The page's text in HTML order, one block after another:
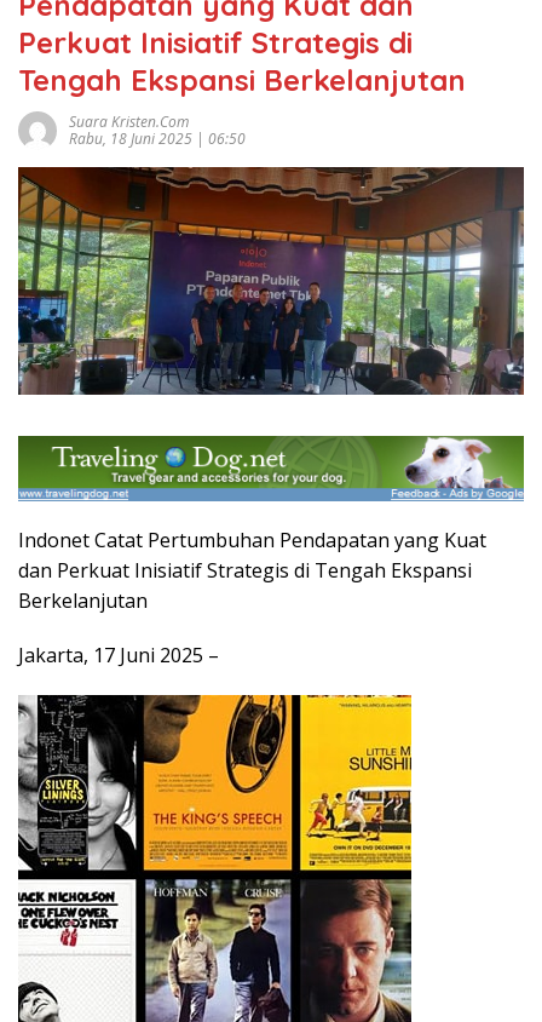
Perkuat Inisiatif Strategis di
Tengah Ekspansi Berkelanjutan
Suara Kristen.com
Rabu, 18 Juni 2025 | 06:50
Indonet Catat Pertumbuhan Pendapatan yang Kuat
dan Perkuat Inisiatif Strategis di Tengah Ekspansi
Berkelanjutan
Jakarta, 17 Juni 2025 –